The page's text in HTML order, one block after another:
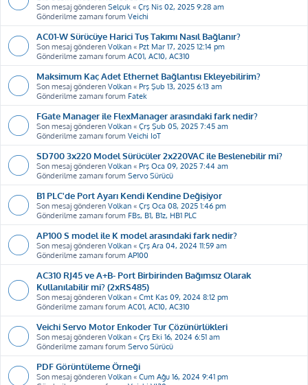
Son mesaj gönderen Selçuk « Çrş Nis 02, 2025 9:28 am
Gönderilme zamanı forum Veichi
AC01-W Sürücüye Harici Tuş Takımı Nasıl Bağlanır?
Son mesaj gönderen Volkan « Pzt Mar 17, 2025 12:14 pm
Gönderilme zamanı forum AC01, AC10, AC310
Maksimum Kaç Adet Ethernet Bağlantısı Ekleyebilirim?
Son mesaj gönderen Volkan « Prş Şub 13, 2025 6:13 am
Gönderilme zamanı forum Fatek
FGate Manager ile FlexManager arasındaki fark nedir?
Son mesaj gönderen Volkan « Çrş Şub 05, 2025 7:45 am
Gönderilme zamanı forum Veichi IoT
SD700 3x220 Model Sürücüler 2x220VAC ile Beslenebilir mi?
Son mesaj gönderen Volkan « Prş Oca 09, 2025 7:44 am
Gönderilme zamanı forum Servo Sürücü
B1 PLC'de Port Ayarı Kendi Kendine Değişiyor
Son mesaj gönderen Volkan « Çrş Oca 08, 2025 1:46 pm
Gönderilme zamanı forum FBs, B1, B1z, HB1 PLC
AP100 S model ile K model arasındaki fark nedir?
Son mesaj gönderen Volkan « Çrş Ara 04, 2024 11:59 am
Gönderilme zamanı forum AP100
AC310 RJ45 ve A+B- Port Birbirinden Bağımsız Olarak
Kullanılabilir mi? (2xRS485)
Son mesaj gönderen Volkan « Cmt Kas 09, 2024 8:12 pm
Gönderilme zamanı forum AC01, AC10, AC310
Veichi Servo Motor Enkoder Tur Çözünürlükleri
Son mesaj gönderen Volkan « Çrş Eki 16, 2024 6:51 am
Gönderilme zamanı forum Servo Sürücü
PDF Görüntüleme Örneği
Son mesaj gönderen Volkan « Cum Ağu 16, 2024 9:41 pm